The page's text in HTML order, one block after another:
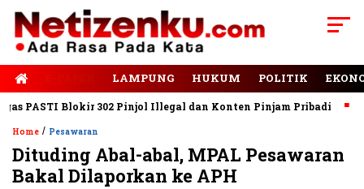
LAMPUNG HUKUM POLITIK
Blokir 302 Pinjol Illegal dan Konten Pinjam Pribadi
Home / Pesawaran
Dituding Abal-abal, MPAL Pesawaran
Bakal Dilaporkan ke APH